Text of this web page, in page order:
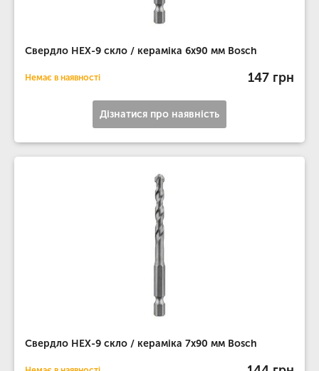
Свердло HEX-9 скло / кераміка 6х90 мм Bosch
Немає в наявності 147 грн
Дізнатися про наявність
Свердло HEX-9 скло / кераміка 7х90 мм Bosch